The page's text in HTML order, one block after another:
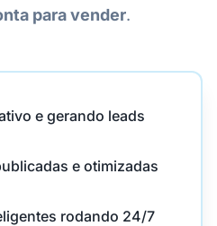
para vender.
e gerando leads
e otimizadas
rodando 24/7